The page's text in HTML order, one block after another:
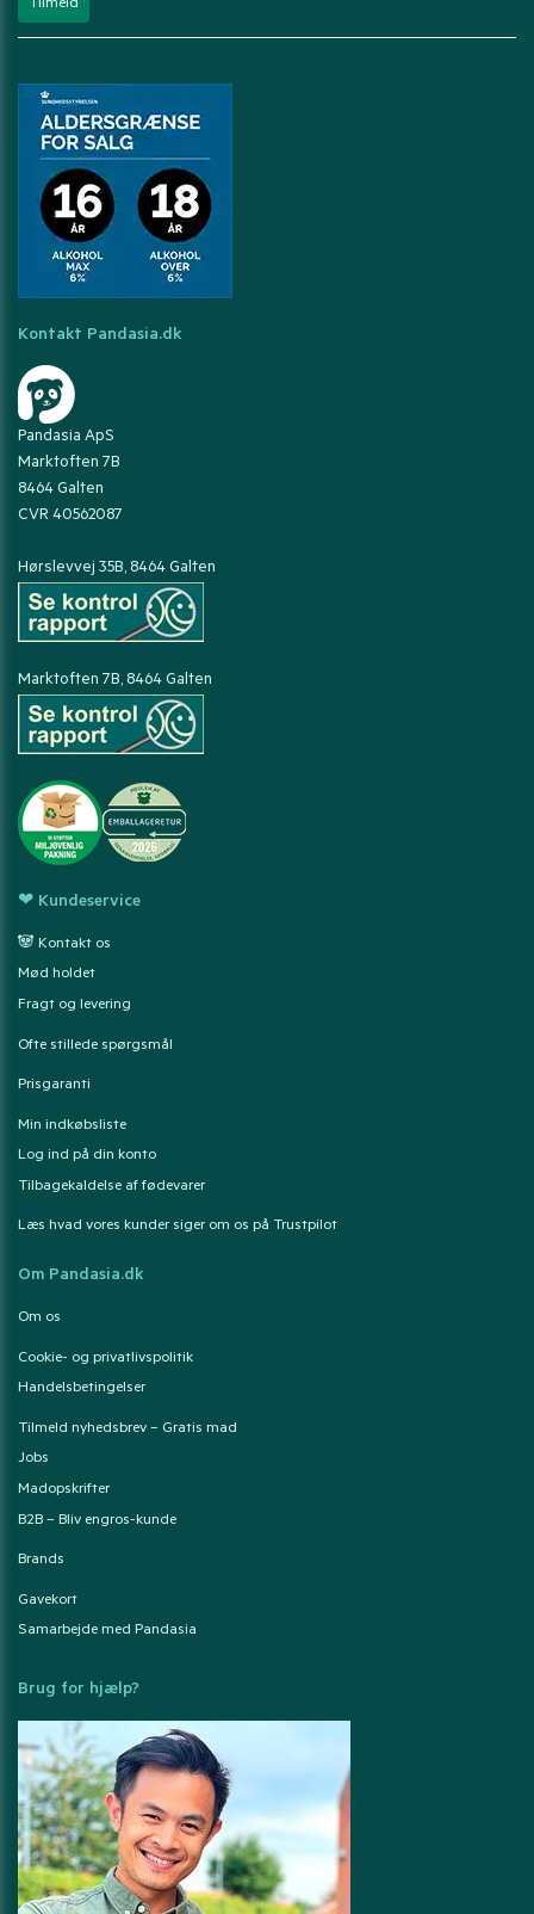
Kontakt Pandasia.dk
Pandasia ApS
Marktoften 7B
8464 Galten
CVR 40562087
Hørslevvej 35B, 8464 Galten
Marktoften 7B, 8464 Galten
❤ Kundeservice
🐼 Kontakt os
Mød holdet
Fragt og levering
Ofte stillede spørgsmål
Prisgaranti
Min indkøbsliste
Log ind på din konto
Tilbagekaldelse af fødevarer
Læs hvad vores kunder siger om os på Trustpilot
Om Pandasia.dk
Om os
Cookie- og privatlivspolitik
Handelsbetingelser
Tilmeld nyhedsbrev – Gratis mad
Jobs
Madopskrifter
B2B – Bliv engros-kunde
Brands
Gavekort
Samarbejde med Pandasia
Brug for hjælp?